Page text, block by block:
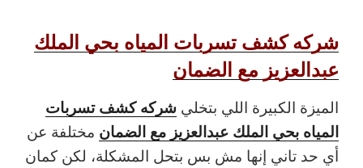
شركه كشف تسربات المياه بحي الملك
عبدالعزيز مع الضمان
الميزة الكبيرة اللي بتخلي شركه كشف تسربات
المياه بحي الملك عبدالعزيز مع الضمان مختلفة عن
أي حد تاني إنها مش بس بتحل المشكلة، لكن كمان